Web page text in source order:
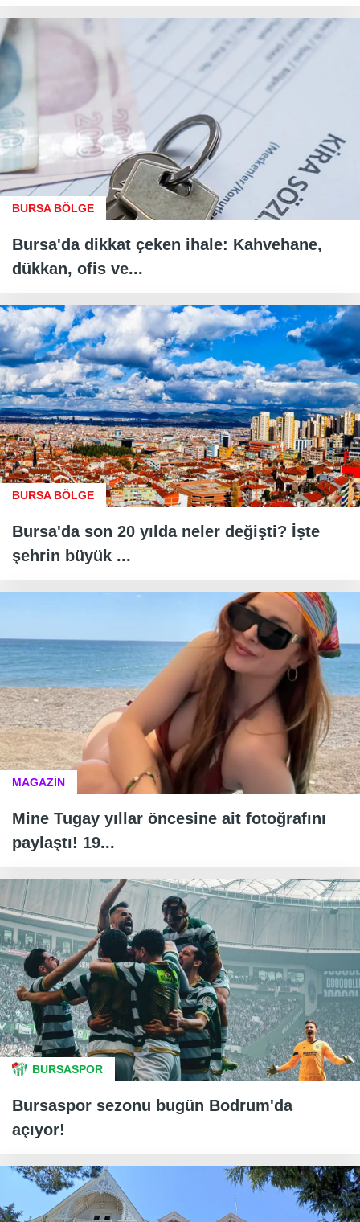
BURSA BÖLGE
Bursa'da dikkat çeken ihale: Kahvehane,
dükkan, ofis ve...
BURSA BÖLGE
Bursa'da son 20 yılda neler değişti? İşte
şehrin büyük ...
MAGAZİN
Mine Tugay yıllar öncesine ait fotoğrafını
paylaştı! 19...
BURSASPOR
Bursaspor sezonu bugün Bodrum'da
açıyor!